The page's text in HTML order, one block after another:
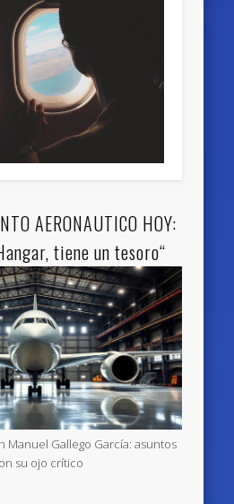
AERONAUTICO HOY:
tiene un tesoro“
Manuel Gallego García: asuntos
su ojo crítico